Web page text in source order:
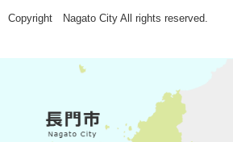
Copyright Nagato City All rights reserved.